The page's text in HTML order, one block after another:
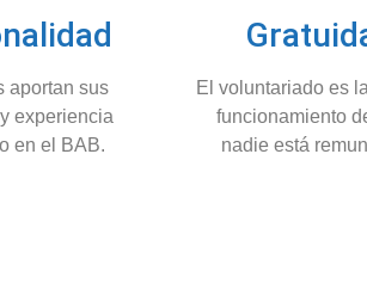
aportan sus
experiencia
en el BAB.
El voluntariado es
funcionamiento
nadie está